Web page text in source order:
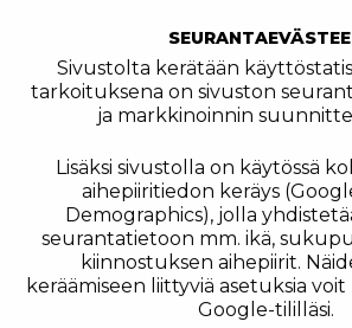
Sivustolta kerätään
tarkoituksena on sivuston
ja markkinoinnin
Lisäksi sivustolla on käytössä
aihepiiritiedon keräys
Demographics), jolla
seurantatietoon mm. ikä,
kiinnostuksen aihepiirit.
keräämiseen liittyviä asetuksia
Google-tililläsi.